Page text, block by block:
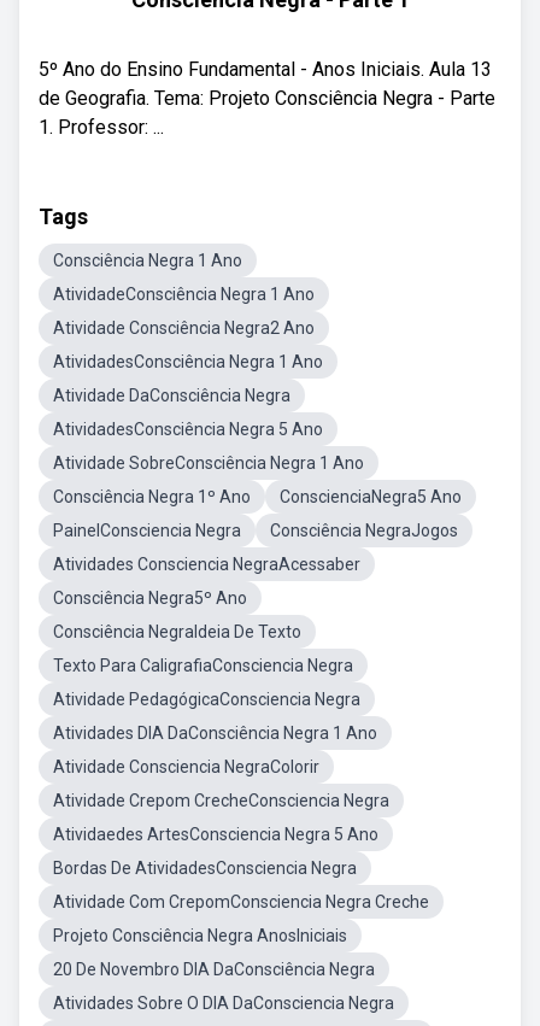
5º Ano do Ensino Fundamental - Anos Iniciais. Aula 13
de Geografia. Tema: Projeto Consciência Negra - Parte
1. Professor: ...
Tags
Consciência Negra 1 Ano
AtividadeConsciência Negra 1 Ano
Atividade Consciência Negra2 Ano
AtividadesConsciência Negra 1 Ano
Atividade DaConsciência Negra
AtividadesConsciência Negra 5 Ano
Atividade SobreConsciência Negra 1 Ano
Consciência Negra 1º Ano
ConscienciaNegra5 Ano
PainelConsciencia Negra
Consciência NegraJogos
Atividades Consciencia NegraAcessaber
Consciência Negra5º Ano
Consciência NegraIdeia De Texto
Texto Para CaligrafiaConsciencia Negra
Atividade PedagógicaConsciencia Negra
Atividades DIA DaConsciência Negra 1 Ano
Atividade Consciencia NegraColorir
Atividade Crepom CrecheConsciencia Negra
Atividaedes ArtesConsciencia Negra 5 Ano
Bordas De AtividadesConsciencia Negra
Atividade Com CrepomConsciencia Negra Creche
Projeto Consciência Negra AnosIniciais
20 De Novembro DIA DaConsciência Negra
Atividades Sobre O DIA DaConsciencia Negra